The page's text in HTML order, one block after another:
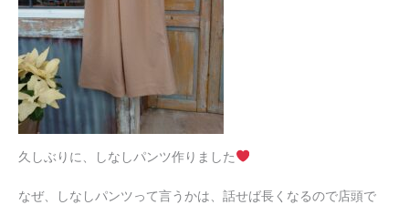
久しぶりに、しなしパンツ作りました
なぜ、しなしパンツって言うかは、話せば長くなるので店頭で